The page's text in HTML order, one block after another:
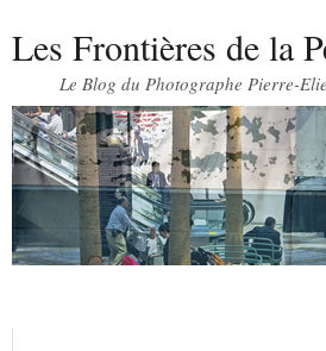
Les Frontières de la
Le Blog du Photographe Pierre-